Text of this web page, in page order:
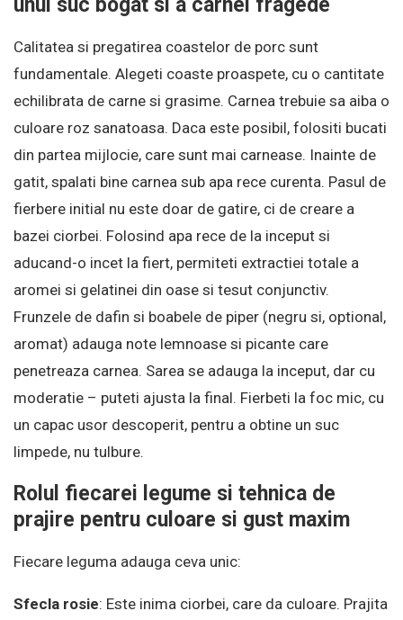
Calitatea si pregatirea coastelor de porc sunt
fundamentale. Alegeti coaste proaspete, cu o cantitate
echilibrata de carne si grasime. Carnea trebuie sa aiba o
culoare roz sanatoasa. Daca este posibil, folositi bucati
din partea mijlocie, care sunt mai carnease. Inainte de
gatit, spalati bine carnea sub apa rece curenta. Pasul de
fierbere initial nu este doar de gatire, ci de creare a
bazei ciorbei. Folosind apa rece de la inceput si
aducand-o incet la fiert, permiteti extractiei totale a
aromei si gelatinei din oase si tesut conjunctiv.
Frunzele de dafin si boabele de piper (negru si, optional,
aromat) adauga note lemnoase si picante care
penetreaza carnea. Sarea se adauga la inceput, dar cu
moderatie – puteti ajusta la final. Fierbeti la foc mic, cu
un capac usor descoperit, pentru a obtine un suc
limpede, nu tulbure.
Rolul fiecarei legume si tehnica de
prajire pentru culoare si gust maxim
Fiecare leguma adauga ceva unic:
Sfecla rosie: Este inima ciorbei, care da culoare. Prajita